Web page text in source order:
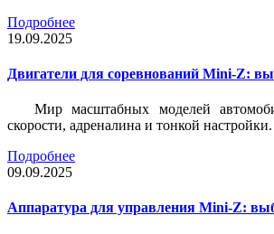
Подробнее
19.09.2025
Двигатели для соревнований Mini-Z:
Мир масштабных моделей
скорости, адреналина и тонкой настройки.
Подробнее
09.09.2025
Аппаратура для управления Mini-Z: